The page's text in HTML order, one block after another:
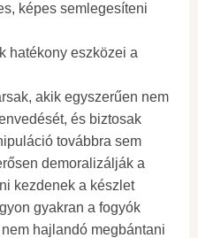
képes semlegesíteni
hatékony eszközei a
akik egyszerűen nem
és biztosak
továbbra sem
demoralizálják a
kezdenek a készlet
gyakran a fogyók
hajlandó megbántani